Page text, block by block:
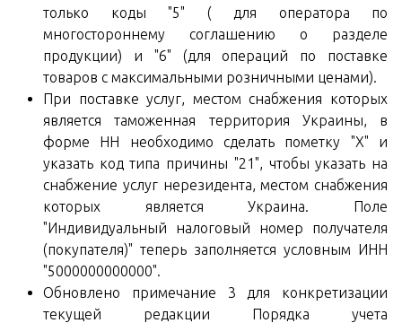
только коды "5" ( для оператора по
многостороннему соглашению о разделе
продукции) и "6" (для операций по поставке
товаров с максимальными розничными ценами).
При поставке услуг, местом снабжения которых
является таможенная территория Украины, в
форме НН необходимо сделать пометку "Х" и
указать код типа причины "21", чтобы указать на
снабжение услуг нерезидента, местом снабжения
которых является Украина. Поле
"Индивидуальный налоговый номер получателя
(покупателя)" теперь заполняется условным ИНН
"5000000000000".
Обновлено примечание 3 для конкретизации
текущей редакции Порядка учета